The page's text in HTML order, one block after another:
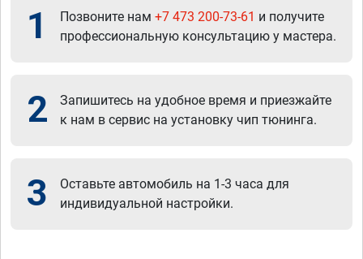
1 Позвоните нам +7 473 200-73-61 и получите
профессиональную консультацию у мастера.
2
Запишитесь на удобное время и приезжайте
к нам в сервис на установку чип тюнинга.
3
Оставьте автомобиль на 1-3 часа для
индивидуальной настройки.